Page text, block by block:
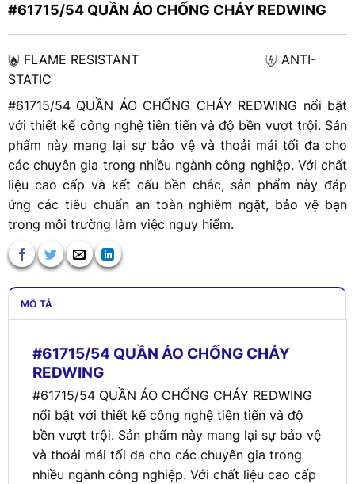
#61715/54 QUẦN ÁO CHỐNG CHÁY REDWING
FLAME RESISTANT
ANTI-
STATIC
#61715/54 QUẦN ÁO CHỐNG CHÁY REDWING nổi bật
với thiết kế công nghệ tiên tiến và độ bền vượt trội. Sản
phẩm này mang lại sự bảo vệ và thoải mái tối đa cho
các chuyên gia trong nhiều ngành công nghiệp. Với chất
liệu cao cấp và kết cấu bền chắc, sản phẩm này đáp
ứng các tiêu chuẩn an toàn nghiêm ngặt, bảo vệ bạn
trong môi trường làm việc nguy hiểm.
MÔ TẢ
#61715/54 QUẦN ÁO CHỐNG CHÁY
REDWING
#61715/54 QUẦN ÁO CHỐNG CHÁY REDWING
nổi bật với thiết kế công nghệ tiên tiến và độ
bền vượt trội. Sản phẩm này mang lại sự bảo vệ
và thoải mái tối đa cho các chuyên gia trong
nhiều ngành công nghiệp. Với chất liệu cao cấp